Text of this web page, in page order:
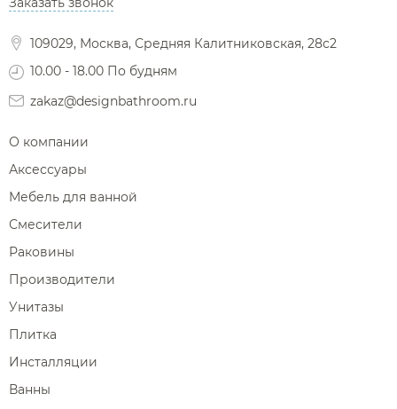
Диспенсеры ватных дисков
109029, Москва, Средняя Калитниковская, 28с2
10.00 - 18.00 По будням
zakaz@designbathroom.ru
О компании
Аксессуары
Мебель для ванной
Смесители
Раковины
Производители
Унитазы
Плитка
Инсталляции
Ванны